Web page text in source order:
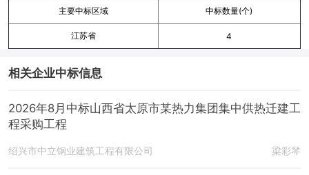
主要中标区域 中标数量(个)
江苏省 4
相关企业中标信息
2026年8月中标山西省太原市某热力集团集中供热迁建工
程采购工程
绍兴市中立钢业建筑工程有限公司 梁彩琴